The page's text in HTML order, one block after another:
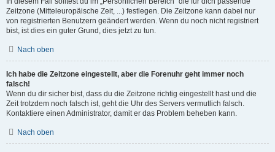
Zeitzone (Mitteleuropäische Zeit, ...) festlegen. Die Zeitzone kann dabei nur
von registrierten Benutzern geändert werden. Wenn du noch nicht registriert
bist, ist dies ein guter Grund, dies jetzt zu tun.
Nach oben
Ich habe die Zeitzone eingestellt, aber die Forenuhr geht immer noch
falsch!
Wenn du dir sicher bist, dass du die Zeitzone richtig eingestellt hast und die
Zeit trotzdem noch falsch ist, geht die Uhr des Servers vermutlich falsch.
Kontaktiere einen Administrator, damit er das Problem beheben kann.
Nach oben